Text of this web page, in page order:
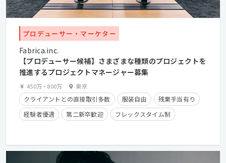
プロデューサー・マーケター
Fabrica.inc.
【プロデューサー候補】さまざまな種類のプロジェクトを
推進するプロジェクトマネージャー募集
450万~800万 東京
クライアントとの直接取引多数 服装自由
残業手当有り
経験者優遇
第二新卒歓迎 フレックスタイム制